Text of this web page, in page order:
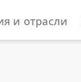
и отрасли